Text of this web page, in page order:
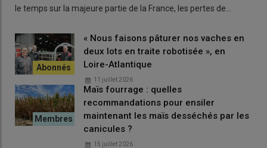
le temps sur la majeure partie de la France, les pertes de…
« Nous faisons pâturer nos vaches en
deux lots en traite robotisée », en
Loire-Atlantique
11 juillet 2026
Maïs fourrage : quelles
recommandations pour ensiler
maintenant les maïs desséchés par les
canicules ?
15 juillet 2026